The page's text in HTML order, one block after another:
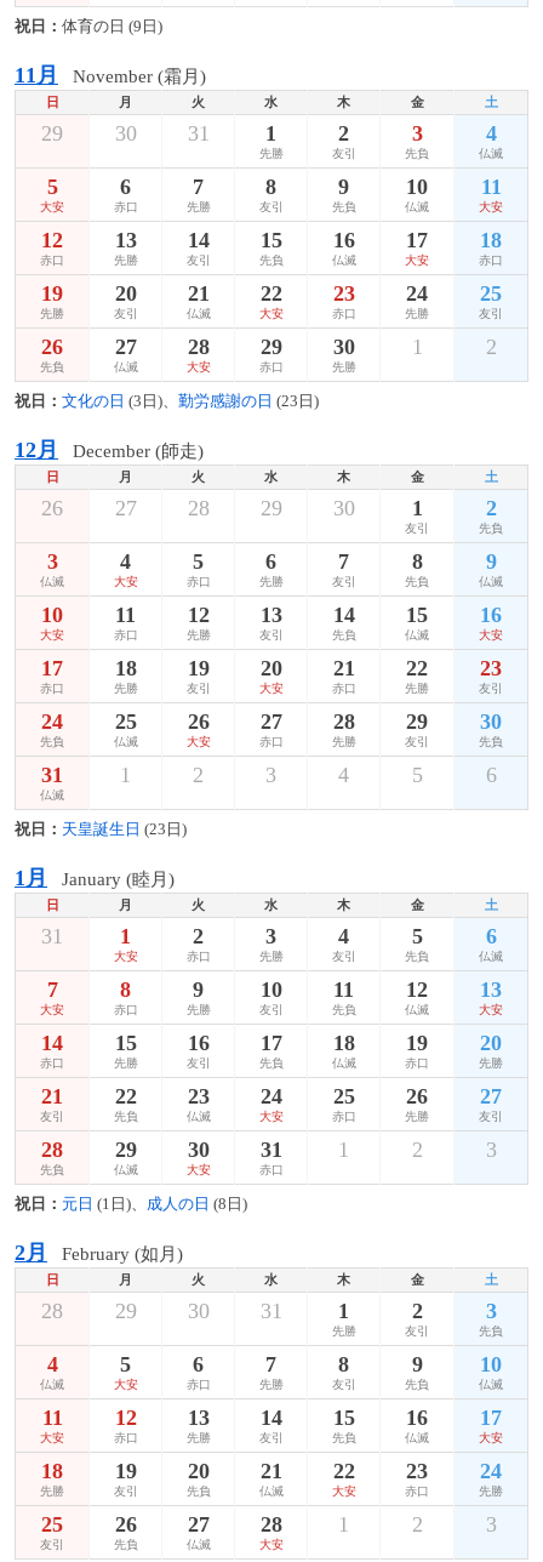
祝日： 体育の日 (9日)
11月 November (霜月)
日 月 火 水 木 金 土
29 30 31 1
先勝
2
友引
3
先負
4
仏滅
5
大安
6
赤口
7
先勝
8
友引
9
先負
10
仏滅
11
大安
12
赤口
13
先勝
14
友引
15
先負
16
仏滅
17
大安
18
赤口
19
先勝
20
友引
21
仏滅
22
大安
23
赤口
24
先勝
25
友引
26
先負
27
仏滅
28
大安
29
赤口
30
先勝
1 2
祝日： 文化の日 (3日)、 勤労感謝の日 (23日)
12月 December (師走)
日 月 火 水 木 金 土
26 27 28 29 30 1
友引
2
先負
3
仏滅
4
大安
5
赤口
6
先勝
7
友引
8
先負
9
仏滅
10
大安
11
赤口
12
先勝
13
友引
14
先負
15
仏滅
16
大安
17
赤口
18
先勝
19
友引
20
大安
21
赤口
22
先勝
23
友引
24
先負
25
仏滅
26
大安
27
赤口
28
先勝
29
友引
30
先負
31
仏滅
1 2 3 4 5 6
祝日： 天皇誕生日 (23日)
1月 January (睦月)
日 月 火 水 木 金 土
31 1
大安
2
赤口
3
先勝
4
友引
5
先負
6
仏滅
7
大安
8
赤口
9
先勝
10
友引
11
先負
12
仏滅
13
大安
14
赤口
15
先勝
16
友引
17
先負
18
仏滅
19
赤口
20
先勝
21
友引
22
先負
23
仏滅
24
大安
25
赤口
26
先勝
27
友引
28
先負
29
仏滅
30
大安
31
赤口
1 2 3
祝日： 元日 (1日)、 成人の日 (8日)
2月 February (如月)
日 月 火 水 木 金 土
28 29 30 31 1
先勝
2
友引
3
先負
4
仏滅
5
大安
6
赤口
7
先勝
8
友引
9
先負
10
仏滅
11
大安
12
赤口
13
先勝
14
友引
15
先負
16
仏滅
17
大安
18
先勝
19
友引
20
先負
21
仏滅
22
大安
23
赤口
24
先勝
25
友引
26
先負
27
仏滅
28
大安
1 2 3